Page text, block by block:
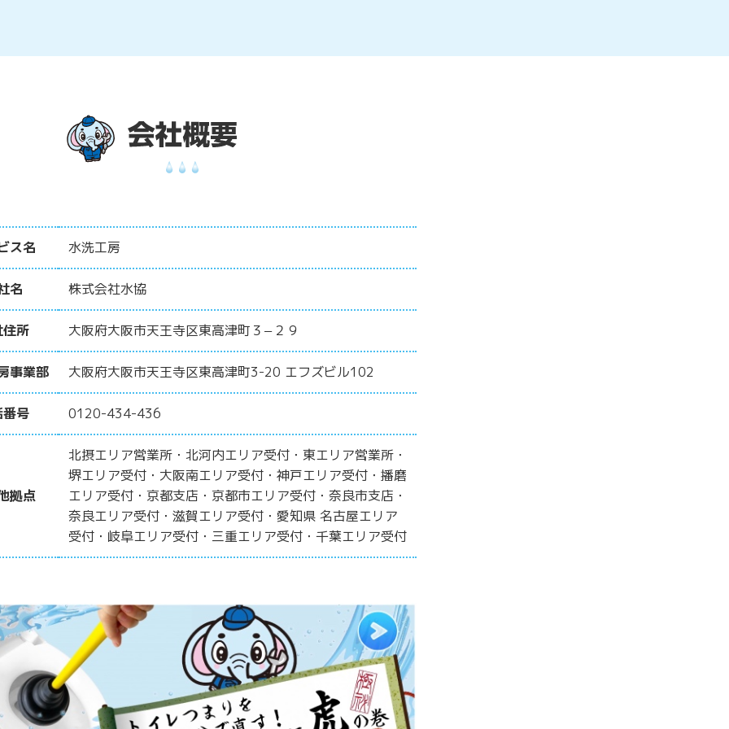
ス名 水洗工房
名 株式会社水協
所 大阪府大阪市天王寺区東高津町３−２９
事業部 大阪府大阪市天王寺区東高津町3-20 エフズビル102
番号 0120-434-436
拠点
北摂エリア営業所・北河内エリア受付・東エリア営業所・
堺エリア受付・大阪南エリア受付・神戸エリア受付・播磨
エリア受付・京都支店・京都市エリア受付・奈良市支店・
奈良エリア受付・滋賀エリア受付・愛知県 名古屋エリア
受付・岐阜エリア受付・三重エリア受付・千葉エリア受付